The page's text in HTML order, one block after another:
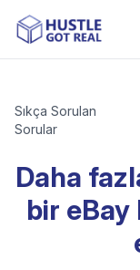
Sıkça Sorulan
Sorular
Daha
bir eBay